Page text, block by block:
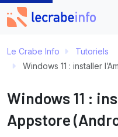
Le Crabe Info
Tutoriels
Windows 11 : installer
Windows 11 :
Appstore